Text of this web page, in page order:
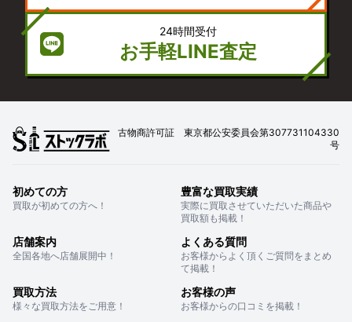
24時間受付
お手軽LINE査定
古物商許可証 東京都公安委員会第307731104330
号
初めての方
買取が初めての方へ！
豊富な買取実績
実際に買取させていただいた商品や
買取額も掲載！
店舗案内
全国各地へ店舗展開中！
よくある質問
お客様からよく頂くご質問をまとめ
て掲載！
買取方法
様々な買取方法をご用意！
お客様の声
お客様からの口コミを掲載！